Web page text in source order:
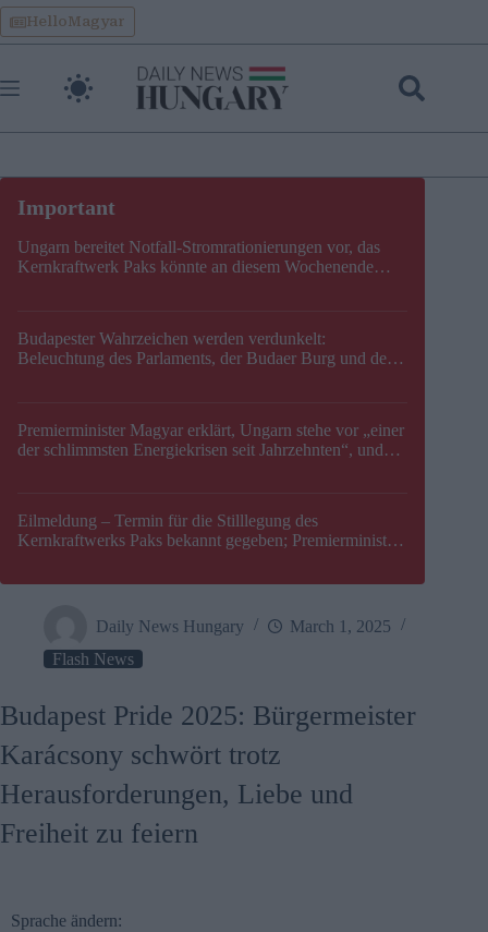
Skip
to
content
HelloMagyar
Ungarn bereitet Notfall-Stromrationierungen vor, das
Kernkraftwerk Paks könnte an diesem Wochenende
Budapester Wahrzeichen werden verdunkelt:
Beleuchtung des Parlaments, der Budaer Burg und der
Premierminister Magyar erklärt, Ungarn stehe vor „einer
der schlimmsten Energiekrisen seit Jahrzehnten“, und
Eilmeldung – Termin für die Stilllegung des
Kernkraftwerks Paks bekannt gegeben; Premierminister
Daily News Hungary
March 1, 2025
Flash News
Budapest Pride 2025: Bürgermeister
Karácsony schwört trotz
Herausforderungen, Liebe und
Freiheit zu feiern
Sprache ändern: